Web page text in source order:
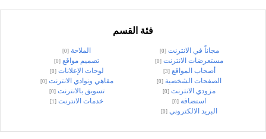
فئة القسم
مجاناً في الانترنت [0] الملاحة [0]
مستعرضات الانترنت [0] تصميم مواقع [0]
أصحاب المواقع [3] لوحات الإعلانات [0]
الصفحات الشخصية [0] مقاهي ونوادي الانترنت [0]
مزودي الانترنت [0] تسويق بالانترنت [0]
استضافة [0] خدمات الانترنت [1]
البريد الالكتروني [0]